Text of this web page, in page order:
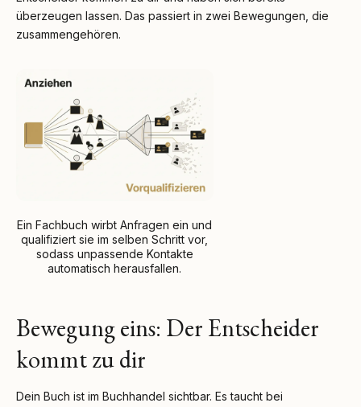
überzeugen lassen. Das passiert in zwei Bewegungen, die
zusammengehören.
Ein Fachbuch wirbt Anfragen ein und
qualifiziert sie im selben Schritt vor,
sodass unpassende Kontakte
automatisch herausfallen.
Bewegung eins: Der Entscheider
kommt zu dir
Dein Buch ist im Buchhandel sichtbar. Es taucht bei